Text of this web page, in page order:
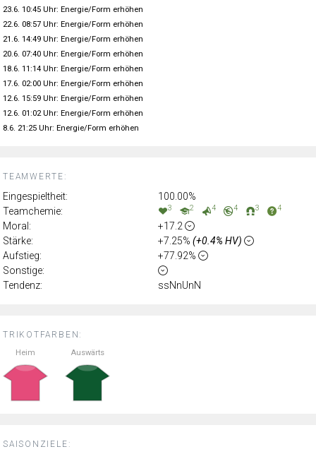
TRIKOTFARBEN:
Heim Auswärts
SAISONZIELE:
TEAMWERTE:
Eingespieltheit:
100.00%
Teamchemie:
3 2 4 4 3 4
Moral:
+17.2
Stärke:
+7.25% (+0.4% HV)
Aufstieg:
+77.92%
Sonstige:
Tendenz:
ssNnUnN
23.6. 10:45 Uhr: Energie/Form erhöhen
22.6. 08:57 Uhr: Energie/Form erhöhen
21.6. 14:49 Uhr: Energie/Form erhöhen
20.6. 07:40 Uhr: Energie/Form erhöhen
18.6. 11:14 Uhr: Energie/Form erhöhen
17.6. 02:00 Uhr: Energie/Form erhöhen
12.6. 15:59 Uhr: Energie/Form erhöhen
12.6. 01:02 Uhr: Energie/Form erhöhen
8.6. 21:25 Uhr: Energie/Form erhöhen